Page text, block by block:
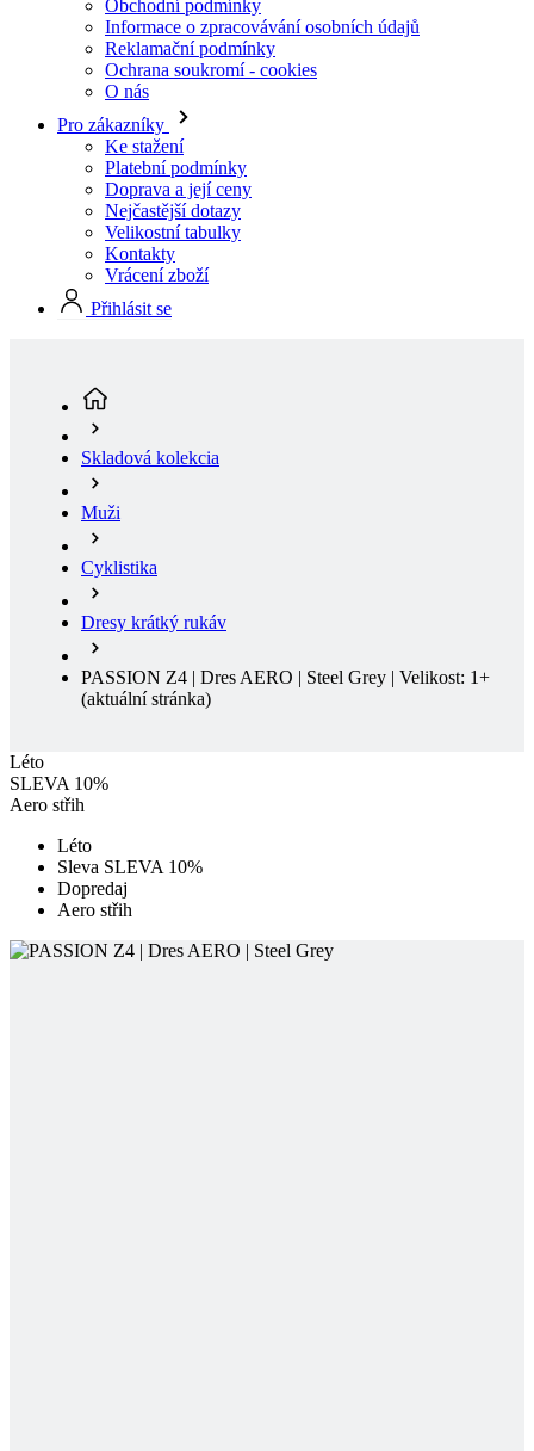
Pro zákazníky
Ke stažení
Platební podmínky
Doprava a její ceny
Nejčastější dotazy
Velikostní tabulky
Kontakty
Vrácení zboží
Přihlásit se
Muži
Cyklistika
Dresy krátký rukáv
PASSION Z4 | Dres AERO | Steel Grey | Velikost: 1+
(aktuální stránka)
SLEVA 10%
Aero střih
Dopredaj
Aero střih